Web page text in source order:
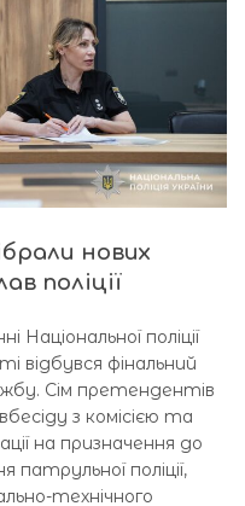
нових
поліції
Національної поліції
відбувся фінальний
Сім претендентів
з комісією та
на призначення до
патрульної поліції,
технічного